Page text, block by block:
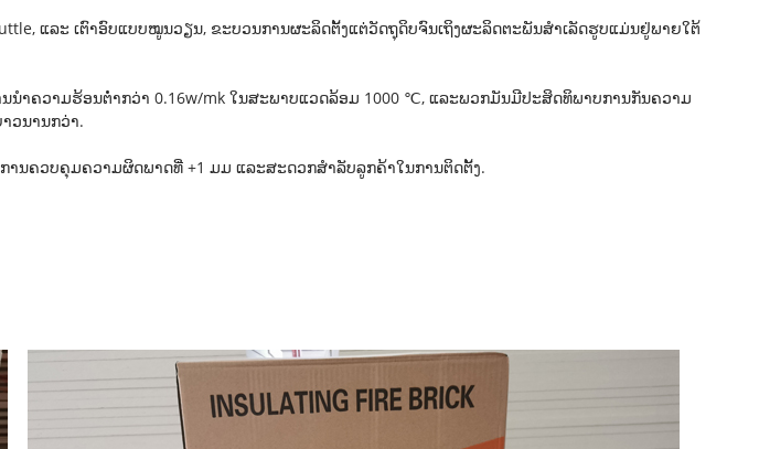
ແລະ ເຕົາອົບແບບໝູນວຽນ, ຂະບວນການຜະລິດຕັ້ງແຕ່ວັດຖຸດິບຈົນເຖິງຜະລິດຕະພັນສຳເລັດຮູບແມ່ນຢູ່ພາຍໃຕ້
ຳຄວາມຮ້ອນຕ່ຳກວ່າ 0.16w/mk ໃນສະພາບແວດລ້ອມ 1000 ℃, ແລະພວກມັນມີປະສິດທິພາບການກັນຄວາມ
ວນານກວ່າ.
ນຄວບຄຸມຄວາມຜິດພາດທີ່ +1 ມມ ແລະສະດວກສຳລັບລູກຄ້າໃນການຕິດຕັ້ງ.